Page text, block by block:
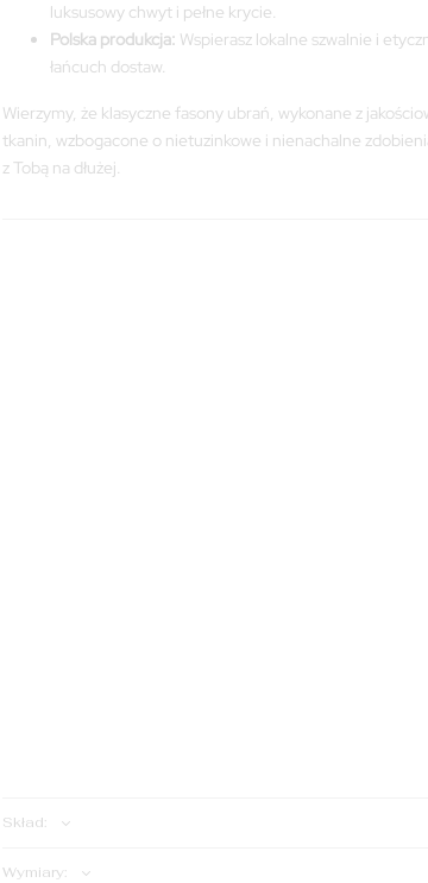
luksusowy chwyt i pełne krycie.
Polska produkcja: Wspierasz lokalne szwalnie i
łańcuch dostaw.
Wierzymy, że klasyczne fasony ubrań, wykonane z
tkanin, wzbogacone o nietuzinkowe i nienachalne
z Tobą na dłużej.
Skład:
Wymiary: